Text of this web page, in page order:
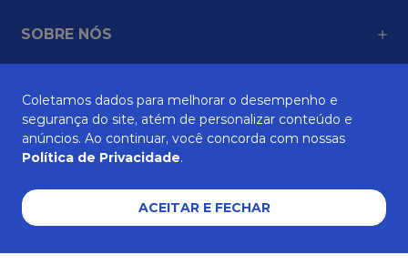
SOBRE NÓS
ATENDIMENTO
Coletamos dados para melhorar o desempenho e
segurança do site, atém de personalizar conteúdo e
anúncios. Ao continuar, você concorda com nossas
Política de Privacidade.
ACEITAR E FECHAR